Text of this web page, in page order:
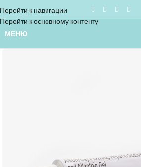
Перейти к навигации
Перейти к основному контенту
МЕНЮ